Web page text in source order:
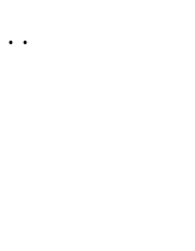
. .